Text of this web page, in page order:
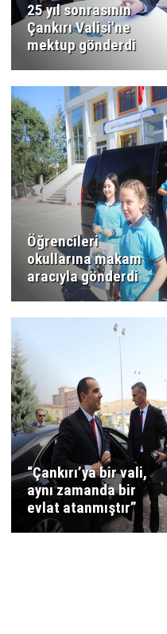
25 yıl sonrasının
Çankırı Valisi'ne
mektup gönderdi
Öğrencileri
okullarına makam
aracıyla gönderdi
“Çankırı’ya bir vali,
aynı zamanda bir
evlat atanmıştır”